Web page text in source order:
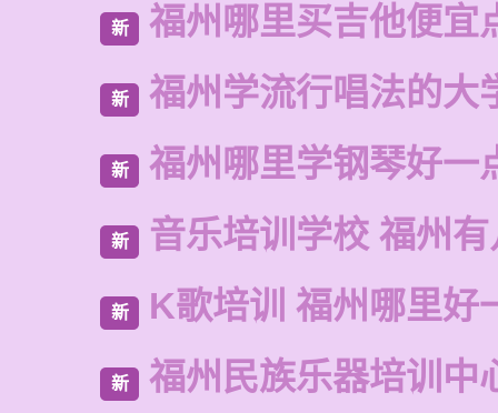
新 福州哪里买吉他便宜
新 福州学流行唱法的大
新 福州哪里学钢琴好一
新 音乐培训学校 福州
新 K歌培训 福州哪里好
新 福州民族乐器培训中